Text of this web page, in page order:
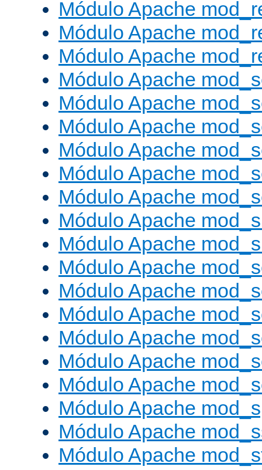
Módulo Apache
Módulo Apache
Módulo Apache
Módulo Apache
Módulo Apache
Módulo Apache
Módulo Apache
Módulo Apache
Módulo Apache
Módulo Apache
Módulo Apache
Módulo Apache
Módulo Apache
Módulo Apache
Módulo Apache
Módulo Apache
Módulo Apache
Módulo Apache
Módulo Apache
Módulo Apache